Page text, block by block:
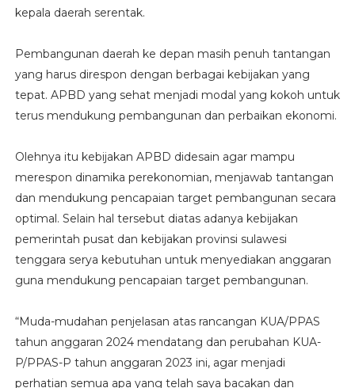
kepala daerah serentak.
Pembangunan daerah ke depan masih penuh tantangan
yang harus direspon dengan berbagai kebijakan yang
tepat. APBD yang sehat menjadi modal yang kokoh untuk
terus mendukung pembangunan dan perbaikan ekonomi.
Olehnya itu kebijakan APBD didesain agar mampu
merespon dinamika perekonomian, menjawab tantangan
dan mendukung pencapaian target pembangunan secara
optimal. Selain hal tersebut diatas adanya kebijakan
pemerintah pusat dan kebijakan provinsi sulawesi
tenggara serya kebutuhan untuk menyediakan anggaran
guna mendukung pencapaian target pembangunan.
“Muda-mudahan penjelasan atas rancangan KUA/PPAS
tahun anggaran 2024 mendatang dan perubahan KUA-
P/PPAS-P tahun anggaran 2023 ini, agar menjadi
perhatian semua apa yang telah saya bacakan dan